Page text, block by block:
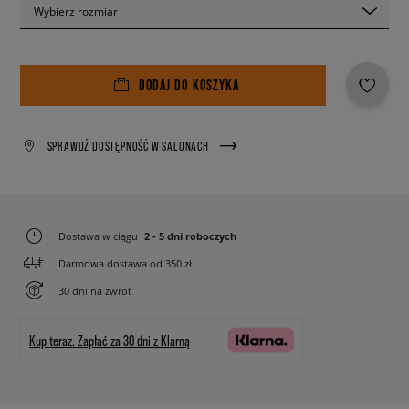
Wybierz rozmiar
DODAJ DO KOSZYKA
SPRAWDŹ DOSTĘPNOŚĆ W SALONACH
Dostawa w ciągu 2 - 5 dni roboczych
Darmowa dostawa od 350 zł
30 dni na zwrot
Kup teraz. Zapłać za 30 dni z Klarną